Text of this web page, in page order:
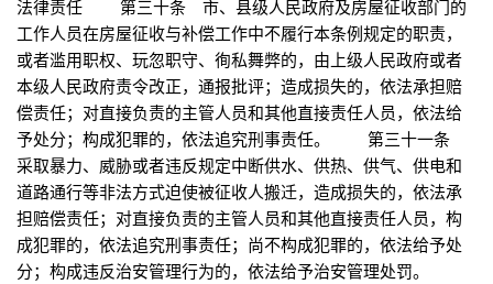
法律责任 第三十条 市、县级人民政府及房屋征收部门的
工作人员在房屋征收与补偿工作中不履行本条例规定的职责，
或者滥用职权、玩忽职守、徇私舞弊的，由上级人民政府或者
本级人民政府责令改正，通报批评；造成损失的，依法承担赔
偿责任；对直接负责的主管人员和其他直接责任人员，依法给
予处分；构成犯罪的，依法追究刑事责任。 第三十一条
采取暴力、威胁或者违反规定中断供水、供热、供气、供电和
道路通行等非法方式迫使被征收人搬迁，造成损失的，依法承
担赔偿责任；对直接负责的主管人员和其他直接责任人员，构
成犯罪的，依法追究刑事责任；尚不构成犯罪的，依法给予处
分；构成违反治安管理行为的，依法给予治安管理处罚。